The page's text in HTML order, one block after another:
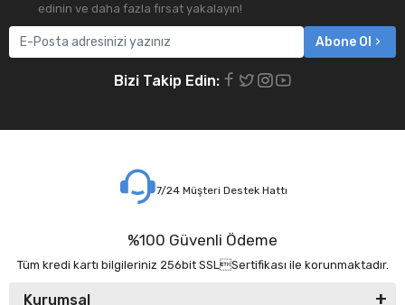
edinin ve daha fazla fırsat yakalayın!
Abone Ol
Bizi Takip Edin:
7/24 Müşteri Destek Hattı
%100 Güvenli Ödeme
Tüm kredi kartı bilgileriniz 256bit SSLSertifikası ile korunmaktadır.
Kurumsal